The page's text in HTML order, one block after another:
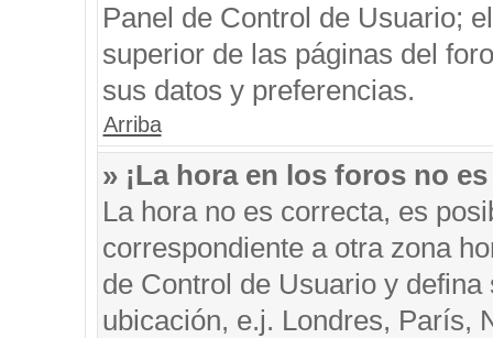
Panel de Control de Usuario;
superior de las páginas del
sus datos y preferencias.
Arriba
» ¡La hora en los foros no
La hora no es correcta, es
correspondiente a otra zona
de Control de Usuario y
ubicación, e.j. Londres, París,